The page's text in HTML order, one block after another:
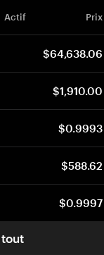
Actif Prix
$64,638.06
$1,910.00
$0.9993
$588.62
$0.9997